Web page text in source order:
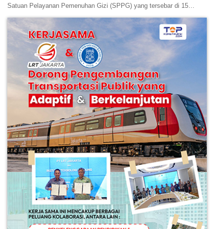
Satuan Pelayanan Pemenuhan Gizi (SPPG) yang tersebar di 15…